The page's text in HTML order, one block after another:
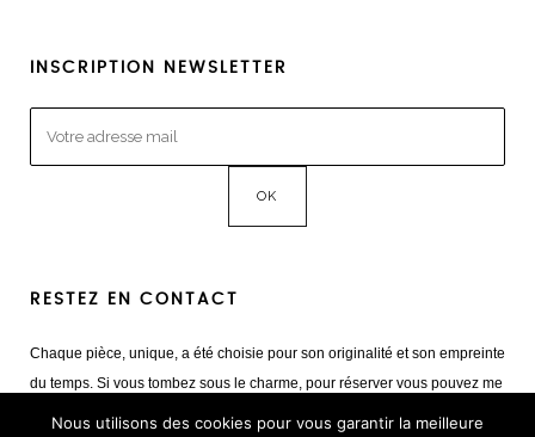
INSCRIPTION NEWSLETTER
RESTEZ EN CONTACT
Chaque pièce, unique, a été choisie pour son originalité et son empreinte
du temps. Si vous tombez sous le charme, pour réserver vous pouvez me
contacter
Nous utilisons des cookies pour vous garantir la meilleure